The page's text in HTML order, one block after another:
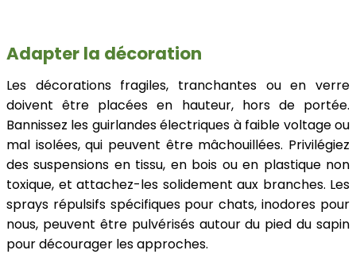
Adapter la décoration
Les décorations fragiles, tranchantes ou en verre
doivent être placées en hauteur, hors de portée.
Bannissez les guirlandes électriques à faible voltage ou
mal isolées, qui peuvent être mâchouillées. Privilégiez
des suspensions en tissu, en bois ou en plastique non
toxique, et attachez-les solidement aux branches. Les
sprays répulsifs spécifiques pour chats, inodores pour
nous, peuvent être pulvérisés autour du pied du sapin
pour décourager les approches.